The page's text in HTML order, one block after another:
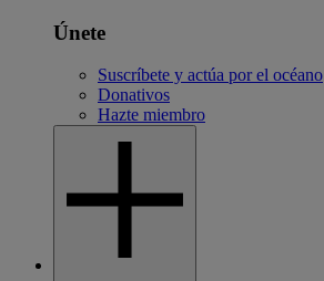
Únete
Suscríbete y actúa por el océano
Donativos
Hazte miembro